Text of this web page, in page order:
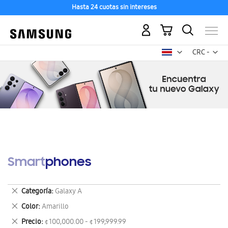
Hasta 24 cuotas sin intereses
CRC -
colón
Mi carrito
Smartphones
Categoría Galaxy A
Eliminar
este
artículo
Color Amarillo
Eliminar
este
Precio ¢ 100,000.00 - ¢ 199,999.99
Eliminar